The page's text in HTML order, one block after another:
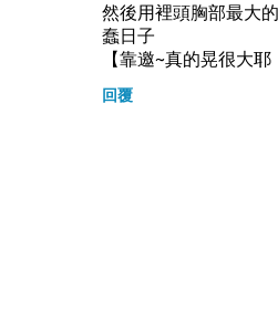
然後用裡頭胸部最大
蠢日子
【靠邀~真的晃很大耶
回覆